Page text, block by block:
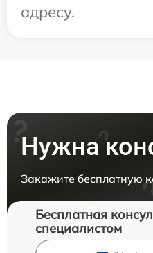
адресу.
Нужна
Закажите бесплатную
Бесплатная
специалистом